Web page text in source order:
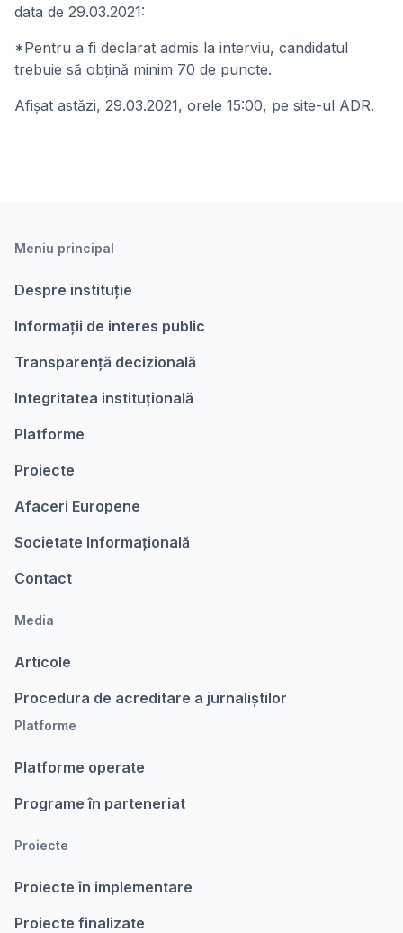
data de 29.03.2021:
*Pentru a fi declarat admis la interviu, candidatul
trebuie să obțină minim 70 de puncte.
Afișat astăzi, 29.03.2021, orele 15:00, pe site-ul ADR.
Meniu principal
Despre instituție
Informații de interes public
Transparență decizională
Integritatea instituțională
Platforme
Proiecte
Afaceri Europene
Societate Informațională
Contact
Media
Articole
Procedura de acreditare a jurnaliștilor
Platforme
Platforme operate
Programe în parteneriat
Proiecte
Proiecte în implementare
Proiecte finalizate